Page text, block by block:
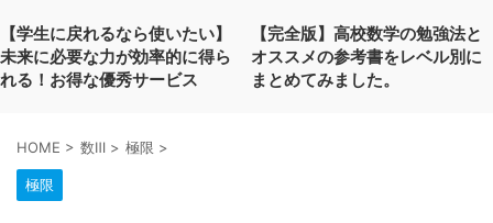
【学生に戻れるなら使いたい】
未来に必要な力が効率的に得ら
れる！お得な優秀サービス
【完全版】高校数学の勉強法と
オススメの参考書をレベル別に
まとめてみました。
HOME > 数Ⅲ > 極限 >
極限